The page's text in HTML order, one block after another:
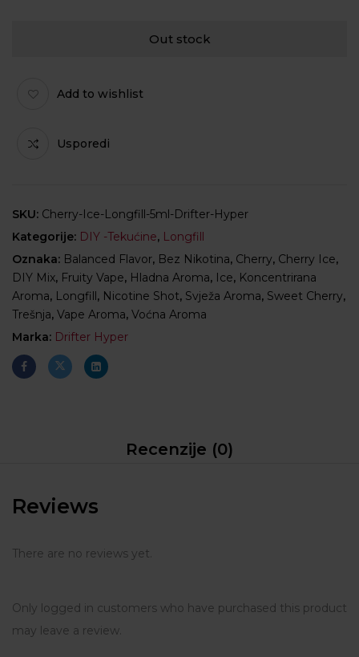
Out stock
Add to wishlist
Usporedi
SKU: Cherry-Ice-Longfill-5ml-Drifter-Hyper
Kategorije: DIY -Tekućine, Longfill
Oznaka: Balanced Flavor, Bez Nikotina, Cherry, Cherry Ice,
DIY Mix, Fruity Vape, Hladna Aroma, Ice, Koncentrirana
Aroma, Longfill, Nicotine Shot, Svježa Aroma, Sweet Cherry,
Trešnja, Vape Aroma, Voćna Aroma
Marka: Drifter Hyper
Recenzije (0)
Reviews
There are no reviews yet.
Only logged in customers who have purchased this product
may leave a review.